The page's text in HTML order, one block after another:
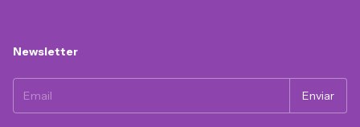
Newsletter